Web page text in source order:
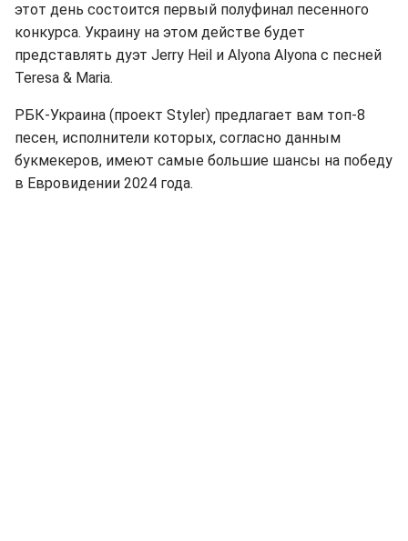
этот день состоится первый полуфинал песенного
конкурса. Украину на этом действе будет
представлять дуэт Jerry Heil и Alyona Alyona с песней
Teresa & Maria.
РБК-Украина (проект Styler) предлагает вам топ-8
песен, исполнители которых, согласно данным
букмекеров, имеют самые большие шансы на победу
в Евровидении 2024 года.